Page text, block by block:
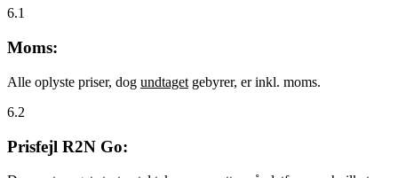
6.1
Moms:
Alle oplyste priser, dog undtaget gebyrer, er inkl. moms.
6.2
Prisfejl R2N Go: